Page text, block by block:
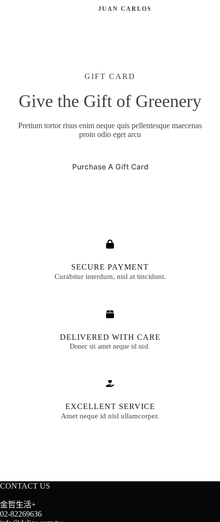
JUAN CARLOS
GIFT CARD
Give the Gift of Greenery
Pretium tortor risus enim neque quis pellentesque maecenas
proin odio eget arcu
Purchase A Gift Card
SECURE PAYMENT
Curabitur interdum, nisl at tincidunt.
DELIVERED WITH CARE
Donec sit amet neque id nisl.
EXCELLENT SERVICE
Amet neque id nisl ullamcorper.
CONTACT US
金哲生活+
02-82269636